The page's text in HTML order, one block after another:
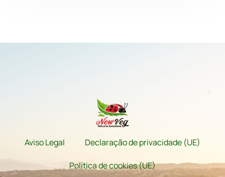
Aviso Legal Declaração de privacidade (UE)
Política de cookies (UE)